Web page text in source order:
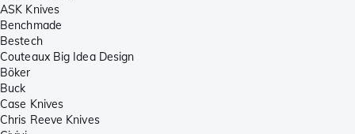
ASK Knives
Benchmade
Bestech
Couteaux Big Idea Design
Böker
Buck
Case Knives
Chris Reeve Knives